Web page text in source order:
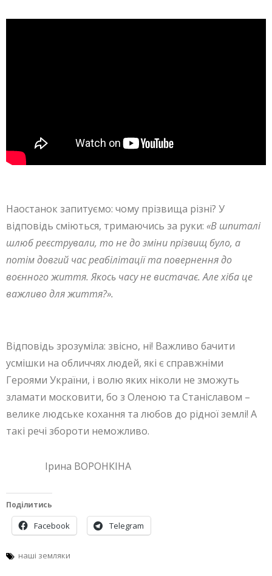
Наостанок запитуємо: чому прізвища різні? У
відповідь сміються, тримаючись за руки: «В шпиталі
шлюб реєстрували, то не до зміни прізвищ було, а
потім довгий час реабілітації та повернення до
воєнного життя. Якось часу не вистачає. Але хіба це
важливо для життя?».
Відповідь зрозуміла: звісно, ні! Важливо бачити
усмішки на обличчях людей, які є справжніми
Героями України, і волю яких ніколи не зможуть
зламати московити, бо з Оленою та Станіславом –
велике людське кохання та любов до рідної землі! А
такі речі збороти неможливо.
Ірина ВОРОНКІНА
Поділитись
Facebook Telegram
наші земляки